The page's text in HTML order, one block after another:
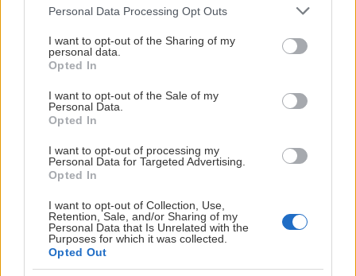
Please note that this website/app uses one or more Google
not limited to your visit or usage behaviour. You may click to
grant or deny consent to Google and its third-party tags to
use your data for below specified purposes in below Google
consent section.
Personal Data Processing Opt Outs
I want to opt-out of the Sharing of my
personal data.
Opted In
I want to opt-out of the Sale of my
Personal Data.
Opted In
I want to opt-out of processing my
Personal Data for Targeted Advertising.
Opted In
I want to opt-out of Collection, Use,
Retention, Sale, and/or Sharing of my
Personal Data that Is Unrelated with the
Purposes for which it was collected.
Opted Out
och kommunikation.
Fram till lanseringen finns det ingen ytterligare
information att dela. Det vi däremot kan säga är att den
nya plattformen kommer att ge en betydligt bättre
användarupplevelse för supportrar, partners och
sponsorer.
Vi ber därför alla BIKARE att ha överseende med
eventuella störningar eller begränsade funktioner på
den nuvarande hemsidan samt att den tidigare appen
inte längre är i bruk.
– Det vi kan se fram emot är en helt ny digital plattform